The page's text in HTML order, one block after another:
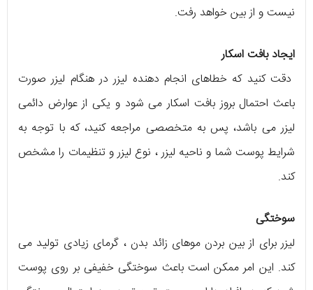
نیست و از بین خواهد رفت.
ایجاد بافت اسکار
دقت کنید که خطاهای انجام دهنده لیزر در هنگام لیزر صورت
باعث احتمال بروز بافت اسکار می شود و یکی از عوارض دائمی
لیزر می باشد، پس به متخصصی مراجعه کنید، که با توجه به
شرایط پوست شما و ناحیه لیزر ، نوع لیزر و تنظیمات را مشخص
کند.
سوختگی
لیزر برای از بین بردن موهای زائد بدن ، گرمای زیادی تولید می
کند. این امر ممکن است باعث سوختگی خفیفی بر روی پوست